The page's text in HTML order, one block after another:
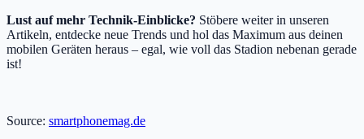
Lust auf mehr Technik-Einblicke? Stöbere weiter in unseren
Artikeln, entdecke neue Trends und hol das Maximum aus deinen
mobilen Geräten heraus – egal, wie voll das Stadion nebenan gerade
ist!
Source: smartphonemag.de